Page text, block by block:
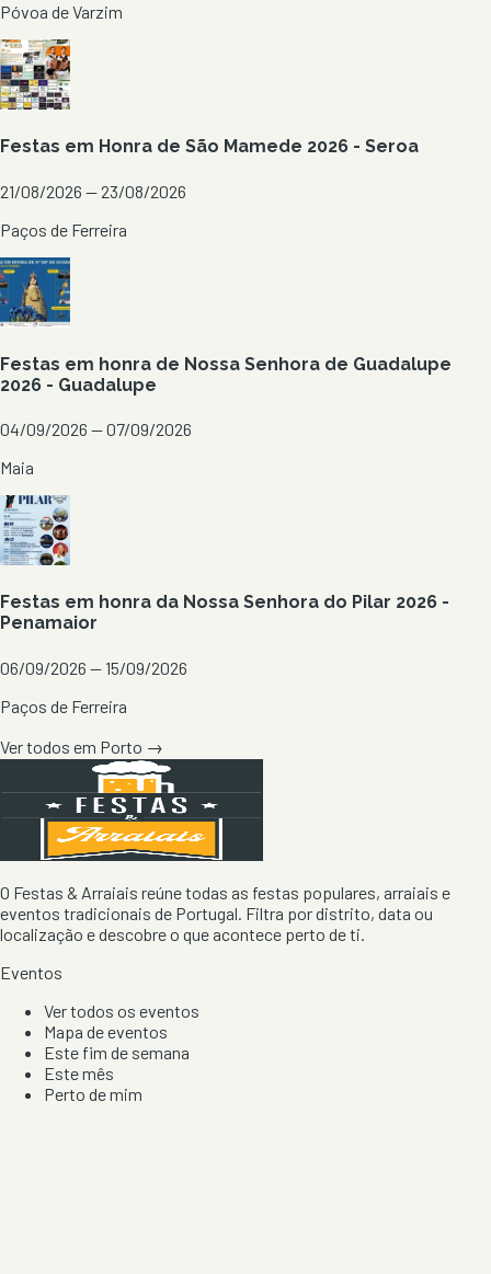
Póvoa de Varzim
Festas em Honra de São Mamede 2026 - Seroa
21/08/2026 — 23/08/2026
Paços de Ferreira
Festas em honra de Nossa Senhora de Guadalupe
2026 - Guadalupe
04/09/2026 — 07/09/2026
Maia
Festas em honra da Nossa Senhora do Pilar 2026 -
Penamaior
06/09/2026 — 15/09/2026
Paços de Ferreira
Ver todos em Porto →
O Festas & Arraiais reúne todas as festas populares, arraiais e
eventos tradicionais de Portugal. Filtra por distrito, data ou
localização e descobre o que acontece perto de ti.
Eventos
Ver todos os eventos
Mapa de eventos
Este fim de semana
Este mês
Perto de mim